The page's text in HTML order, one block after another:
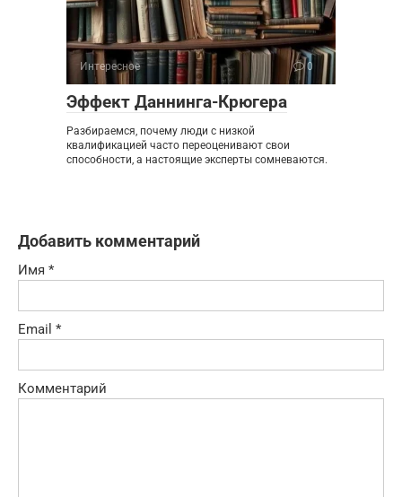
Интересное 0
Эффект Даннинга-Крюгера
Разбираемся, почему люди с низкой
квалификацией часто переоценивают свои
способности, а настоящие эксперты сомневаются.
Добавить комментарий
Имя *
Email *
Комментарий